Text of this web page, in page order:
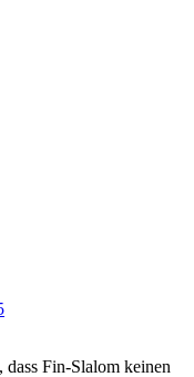
Fin-Slalom keinen